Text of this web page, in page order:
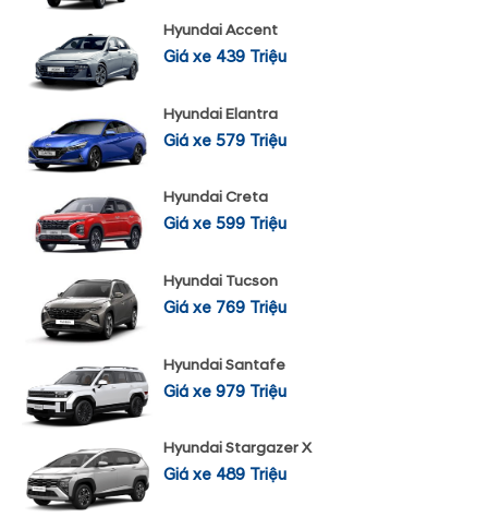
Hyundai Accent
Giá xe 439 Triệu
Hyundai Elantra
Giá xe 579 Triệu
Hyundai Creta
Giá xe 599 Triệu
Hyundai Tucson
Giá xe 769 Triệu
Hyundai Santafe
Giá xe 979 Triệu
Hyundai Stargazer X
Giá xe 489 Triệu